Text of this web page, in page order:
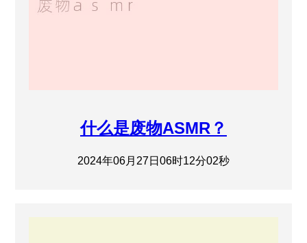
什么是废物ASMR？
2024年06月27日06时12分02秒